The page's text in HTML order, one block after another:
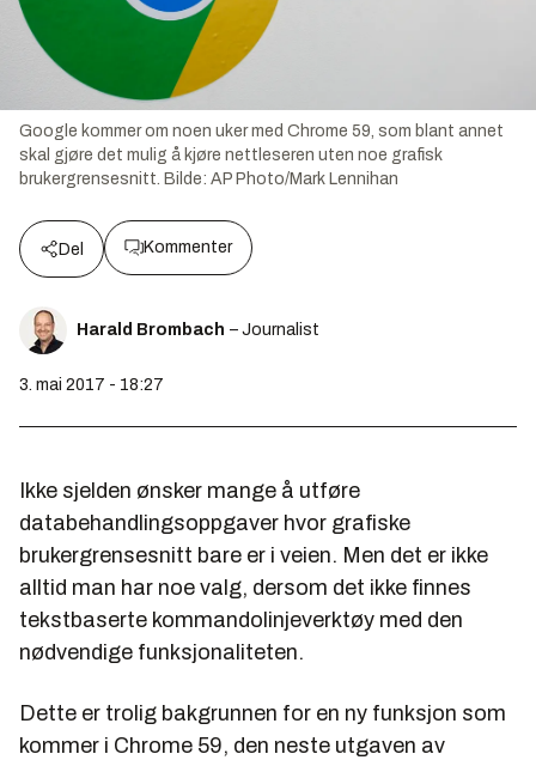
Google kommer om noen uker med Chrome 59, som blant annet
skal gjøre det mulig å kjøre nettleseren uten noe grafisk
brukergrensesnitt. Bilde: AP Photo/Mark Lennihan
Del Kommenter
Harald Brombach – Journalist
3. mai 2017 - 18:27
Ikke sjelden ønsker mange å utføre
databehandlingsoppgaver hvor grafiske
brukergrensesnitt bare er i veien. Men det er ikke
alltid man har noe valg, dersom det ikke finnes
tekstbaserte kommandolinjeverktøy med den
nødvendige funksjonaliteten.
Dette er trolig bakgrunnen for en ny funksjon som
kommer i Chrome 59, den neste utgaven av